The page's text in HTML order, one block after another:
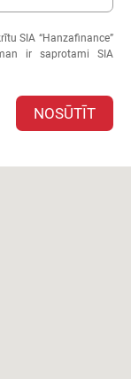
SIA “Hanzafinance”
ir saprotami SIA
NOSŪTĪT